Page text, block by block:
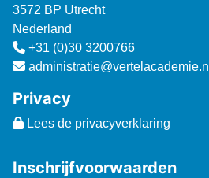
3572 BP Utrecht
Nederland
+31 (0)30 3200766
administratie@vertelacademie.nl
Privacy
Lees de privacyverklaring
Inschrijfvoorwaarden